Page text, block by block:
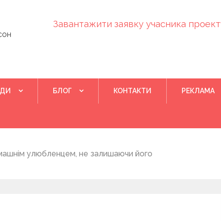
Завантажити заявку учасника
БЛОГ КОНТАКТИ РЕКЛАМА
улюбленцем, не залишаючи його